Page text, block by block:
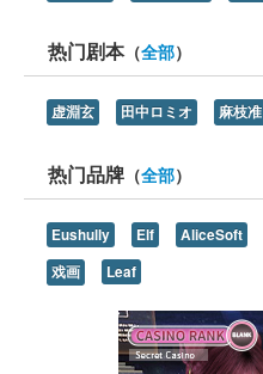
热门剧本（全部）
虚淵玄 田中ロミオ 麻枝准
热门品牌 （全部）
Eushully Elf AliceSoft
戏画
Leaf